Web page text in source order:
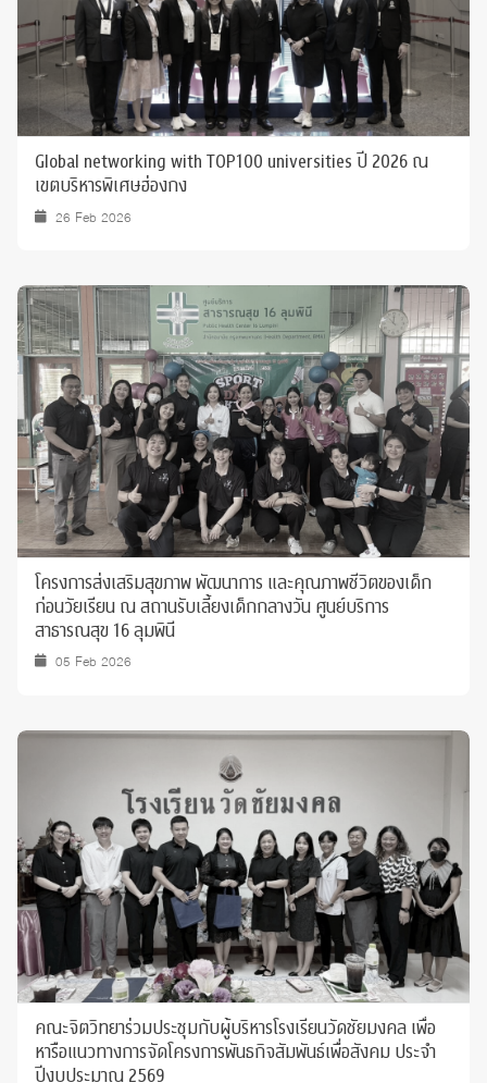
Global networking with TOP100 universities ปี 2026 ณ
เขตบริหารพิเศษฮ่องกง
26 Feb 2026
โครงการส่งเสริมสุขภาพ พัฒนาการ และคุณภาพชีวิตของเด็ก
ก่อนวัยเรียน ณ สถานรับเลี้ยงเด็กกลางวัน ศูนย์บริการ
สาธารณสุข 16 ลุมพินี
05 Feb 2026
คณะจิตวิทยาร่วมประชุมกับผู้บริหารโรงเรียนวัดชัยมงคล เพื่อ
หารือแนวทางการจัดโครงการพันธกิจสัมพันธ์เพื่อสังคม ประจำ
ปีงบประมาณ 2569